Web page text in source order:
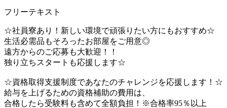
フリーテキスト
☆社員寮あり！新しい環境で頑張りたい方にもおすすめ☆
生活必需品もそろったお部屋をご用意◎
遠方からのご応募も大歓迎！！
独り立ちスタートも応援します☆
☆資格取得支援制度であなたのチャレンジを応援します！☆
給与を上げるための資格補助の費用は、
合格したら受験料も含めて全額負担！※合格率95％以上